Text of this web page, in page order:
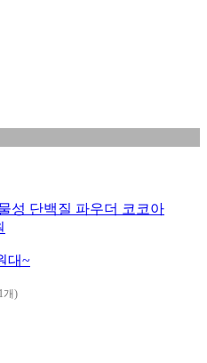
성 단백질 파우더 코코아
대~
개)